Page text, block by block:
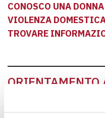
CONOSCO UNA
VIOLENZA
TROVARE
WELFARE